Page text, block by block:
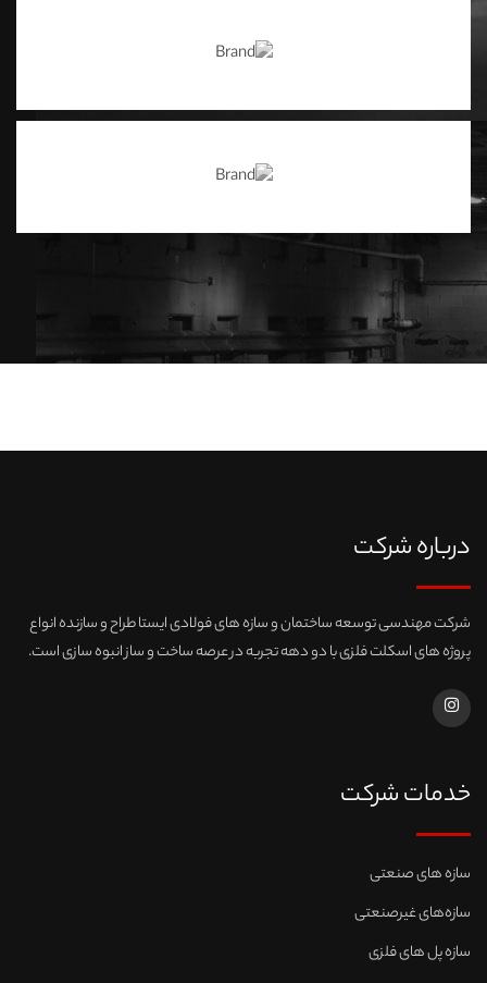
درباره شرکت
شرکت مهندسی توسعه ساختمان و سازه های فولادی ایستا طراح و سازنده انواع
پروژه های اسکلت فلزی با دو دهه تجربه در عرصه ساخت و ساز انبوه سازی است.
خدمات شرکت
سازه های صنعتی
سازه‌های غیرصنعتی
سازه پل های فلزی